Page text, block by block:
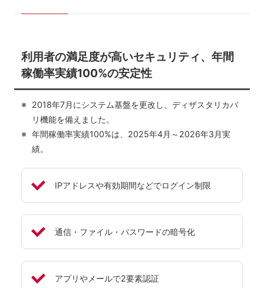
利用者の満足度が高いセキュリティ、年間
稼働率実績100%の安定性
2018年7月にシステム基盤を更改し、ディザスタリカバ
リ機能を備えました。
年間稼働率実績100%は、2025年4月～2026年3月実
績。
IPアドレスや有効期間などでログイン制限
通信・ファイル・パスワードの暗号化
アプリやメールで2要素認証